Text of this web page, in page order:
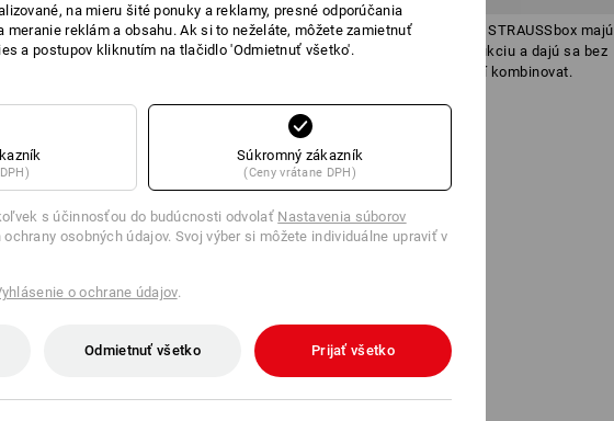
rámci systému je možné spojit každý box
s lubovolným dalším boxom STRAUSSbox.
svojim potrebám.
Boxy metaBOX a STRAUSSbox majú
rovnakú konštrukciu a dajú sa bez
obmedzení kombinovat.
SYSTÉMU KORUNU
na mieru šité ponuky a reklamy, presné odporúčania
meranie reklám a obsahu. Ak si to neželáte, môžete zamietnuť
a postupov kliknutím na tlačidlo 'Odmietnuť všetko'.
Súkromný zákazník
(Ceny vrátane DPH)
s účinnosťou do budúcnosti odvolať Nastavenia súborov
osobných údajov. Svoj výber si môžete individuálne upraviť v
o ochrane údajov.
Odmietnuť všetko Prijať všetko